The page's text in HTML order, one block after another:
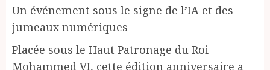
Un événement sous le signe de l’IA et des
jumeaux numériques
Placée sous le Haut Patronage du Roi
Mohammed VI, cette édition anniversaire a